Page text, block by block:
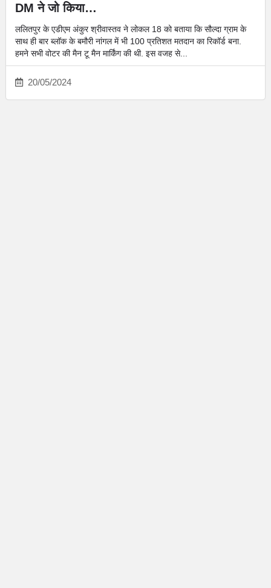
DM ने जो किया…
20/05/2024
ललितपुर के एडीएम अंकुर श्रीवास्तव ने लोकल 18 को बताया कि सौल्दा ग्राम के
साथ ही बार ब्लॉक के बमौरी नांगल में भी 100 प्रतिशत मतदान का रिकॉर्ड बना.
हमने सभी वोटर की मैन टू मैन मार्किंग की थी. इस वजह से...